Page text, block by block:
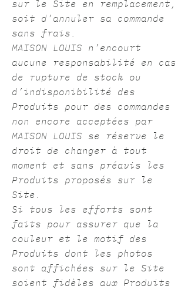
sur le Site en remplacement,
soit d’annuler sa commande
sans frais.
MAISON LOUIS n’encourt
aucune responsabilité en cas
de rupture de stock ou
d’indisponibilité des
Produits pour des commandes
non encore acceptées par
MAISON LOUIS se réserve le
droit de changer à tout
moment et sans préavis les
Produits proposés sur le
Site.
Si tous les efforts sont
faits pour assurer que la
couleur et le motif des
Produits dont les photos
sont affichées sur le Site
soient fidèles aux Produits